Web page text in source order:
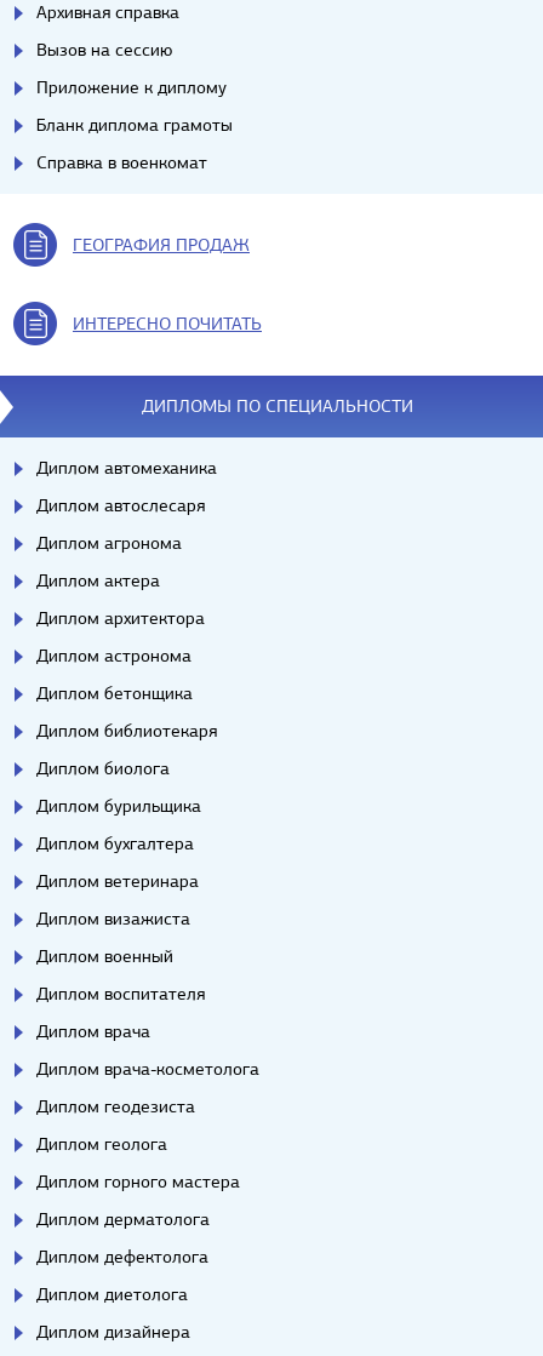
Архивная справка
Вызов на сессию
Приложение к диплому
Бланк диплома грамоты
Справка в военкомат
ГЕОГРАФИЯ ПРОДАЖ
ИНТЕРЕСНО ПОЧИТАТЬ
ДИПЛОМЫ ПО СПЕЦИАЛЬНОСТИ
Диплом автомеханика
Диплом автослесаря
Диплом агронома
Диплом актера
Диплом архитектора
Диплом астронома
Диплом бетонщика
Диплом библиотекаря
Диплом биолога
Диплом бурильщика
Диплом бухгалтера
Диплом ветеринара
Диплом визажиста
Диплом военный
Диплом воспитателя
Диплом врача
Диплом врача-косметолога
Диплом геодезиста
Диплом геолога
Диплом горного мастера
Диплом дерматолога
Диплом дефектолога
Диплом диетолога
Диплом дизайнера